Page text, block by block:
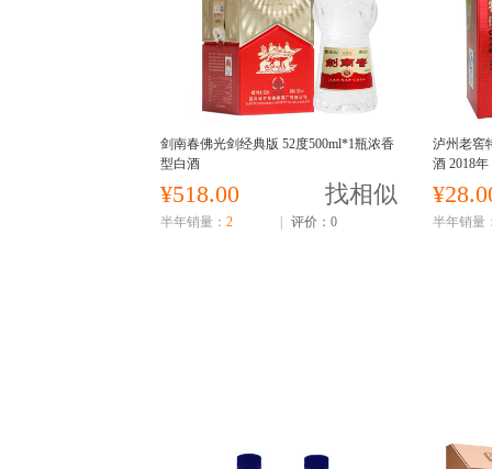
剑南春佛光剑经典版 52度500ml*1瓶浓香
型白酒
¥518.00 找相似
半年销量： 2 评价：0
泸州老窖
酒 2018年
半年销量